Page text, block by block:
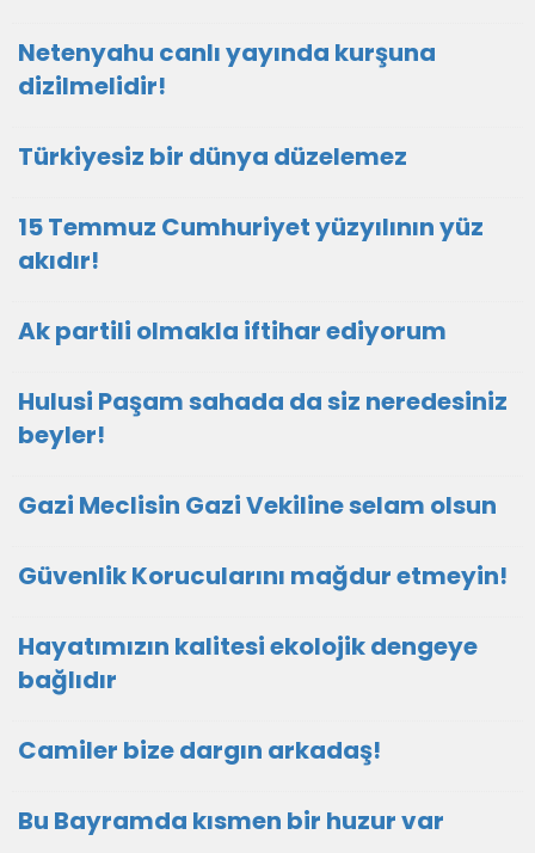
Netenyahu canlı yayında kurşuna
dizilmelidir!
Türkiyesiz bir dünya düzelemez
15 Temmuz Cumhuriyet yüzyılının yüz
akıdır!
Ak partili olmakla iftihar ediyorum
Hulusi Paşam sahada da siz neredesiniz
beyler!
Gazi Meclisin Gazi Vekiline selam olsun
Güvenlik Korucularını mağdur etmeyin!
Hayatımızın kalitesi ekolojik dengeye
bağlıdır
Camiler bize dargın arkadaş!
Bu Bayramda kısmen bir huzur var